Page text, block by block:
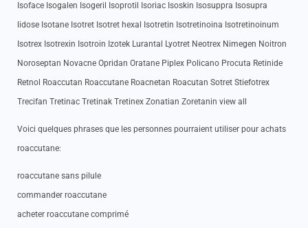
Isoface Isogalen Isogeril Isoprotil Isoriac Isoskin Isosuppra Isosupra
lidose Isotane Isotret Isotret hexal Isotretin Isotretinoina Isotretinoinum
Isotrex Isotrexin Isotroin Izotek Lurantal Lyotret Neotrex Nimegen Noitron
Noroseptan Novacne Opridan Oratane Piplex Policano Procuta Retinide
Retnol Roaccutan Roaccutane Roacnetan Roacutan Sotret Stiefotrex
Trecifan Tretinac Tretinak Tretinex Zonatian Zoretanin view all
Voici quelques phrases que les personnes pourraient utiliser pour achats
roaccutane:
roaccutane sans pilule
commander roaccutane
acheter roaccutane comprimé